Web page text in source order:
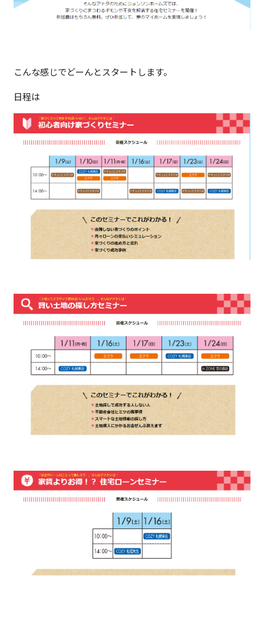
こんな感じでどーんとスタートします。
日程は